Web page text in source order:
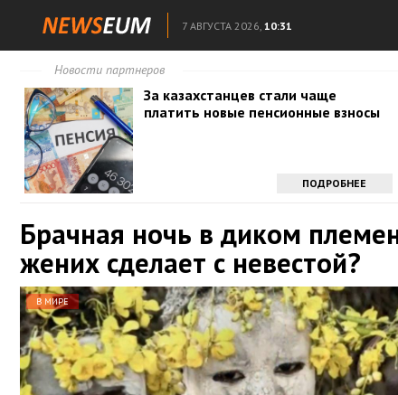
7 АВГУСТА 2026, 10:31
Новости партнеров
За казахстанцев стали чаще
платить новые пенсионные взносы
ПОДРОБНЕЕ
Брачная ночь в диком
жених сделает с невестой?
В МИРЕ